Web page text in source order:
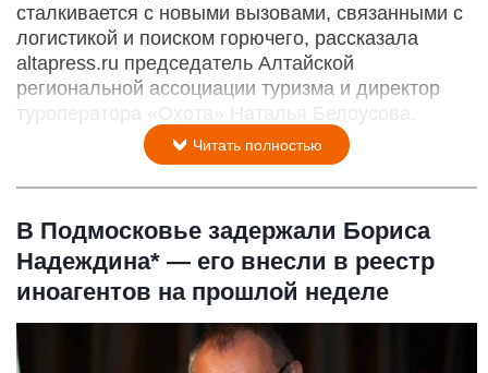
сталкивается с новыми вызовами, связанными с
логистикой и поиском горючего, рассказала
altapress.ru председатель Алтайской
региональной ассоциации туризма и директор
туроператора «Охота» Наталья Белоусова.
Читать полностью
В Подмосковье задержали Бориса
Надеждина* — его внесли в реестр
иноагентов на прошлой неделе